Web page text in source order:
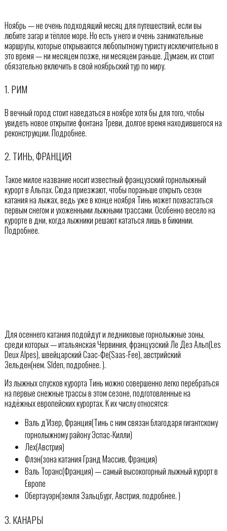
Ноябрь — не очень подходящий месяц для путешествий, если вы
любите загар и тёплое море. Но есть у него и очень занимательные
маршруты, которые открываются любопытному туристу исключительно в
это время — ни месяцем позже, ни месяцем раньше. Думаем, их стоит
обязательно включить в свой ноябрьский тур по миру.
1. РИМ
В вечный город стоит наведаться в ноябре хотя бы для того, чтобы
увидеть новое открытие фонтана Треви, долгое время находившегося на
реконструкции. Подробнее.
2. ТИНЬ, ФРАНЦИЯ
Такое милое название носит известный французский горнолыжный
курорт в Альпах. Сюда приезжают, чтобы пораньше открыть сезон
катания на лыжах, ведь уже в конце ноября Тинь может похвастаться
первым снегом и ухоженными лыжными трассами. Особенно весело на
курорте в дни, когда лыжники решают кататься лишь в бикинии.
Подробнее.
Для осеннего катания подойдут и ледниковые горнолыжные зоны,
среди которых — итальянская Червиния, французский Ле Дез Альп(Les
Deux Alpes), швейцарский Саас-Фе(Saas-Fee), австрийский
Зельден(нем. Sӧlden, подробнее. ).
Из лыжных спусков курорта Тинь можно совершенно легко перебраться
на первые снежные трассы в этом сезоне, подготовленные на
надёжных европейских курортах. К их числу относятся:
Валь д’Изер, Франция(Тинь с ним связан благодаря гигантскому
горнолыжному району Эспас-Килли)
Лех(Австрия)
Флэн(зона катания Гранд Массив, Франция)
Валь Торанс(Франция) — самый высокогорный лыжный курорт в
Европе
Обертауэрн(земля Зальцбург, Австрия, подробнее. )
3. КАНАРЫ